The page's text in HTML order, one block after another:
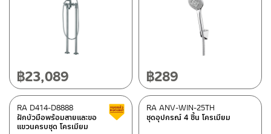
฿23,089 ฿289
ฝักบัวมือพร้อมสายและขอ
แขวนครบชุด โครเมียม
RA D414-D8888 สินค้าลดราคา เคลียร์สต็อก
ชุดอุปกรณ์ 4 ชิ้น โครเมียม
RA ANV-WIN-25TH